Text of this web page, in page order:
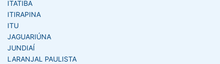
ITATIBA
ITIRAPINA
ITU
JAGUARIÚNA
JUNDIAÍ
LARANJAL PAULISTA